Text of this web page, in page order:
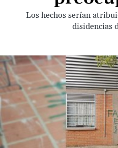
Los hechos serían
disidencias